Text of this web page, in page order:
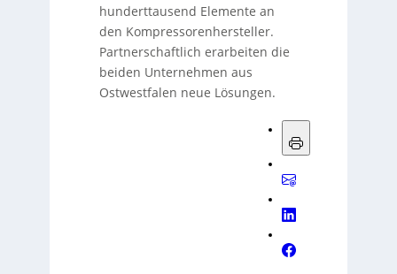
hunderttausend Elemente an
den Kompressorenhersteller.
Partnerschaftlich erarbeiten die
beiden Unternehmen aus
Ostwestfalen neue Lösungen.